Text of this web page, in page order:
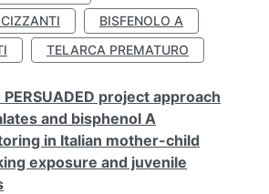
BISFENOLO A
TELARCA PREMATURO
PERSUADED project approach
and bisphenol A
in Italian mother-child
exposure and juvenile